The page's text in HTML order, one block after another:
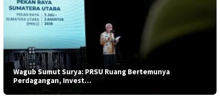
Wagub Sumut Surya: PRSU Ruang Bertemunya
Perdagangan, Invest…